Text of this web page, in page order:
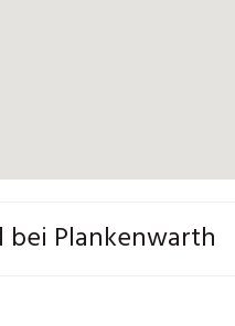
bei Plankenwarth